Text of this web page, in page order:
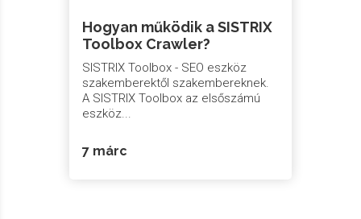
Hogyan működik a SISTRIX
Toolbox Crawler?
SISTRIX Toolbox - SEO eszköz
szakemberektől szakembereknek.
A SISTRIX Toolbox az elsőszámú
eszköz...
7 márc